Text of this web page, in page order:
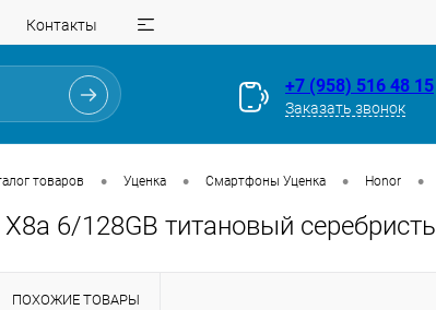
Контакты
+7 (958) 516 48 15
Заказать звонок
товаров • Уценка • Смартфоны Уценка • Honor •
6/128GB титановый
ПОХОЖИЕ ТОВАРЫ